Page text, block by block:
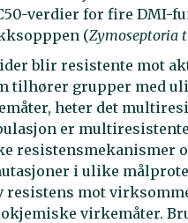
verdier for fire DMI-
(Zymoseptoria
blir resistente mot
tilhører grupper med
heter det
er
resistensmekanismer
i ulike
resistens mot
virkemåter.